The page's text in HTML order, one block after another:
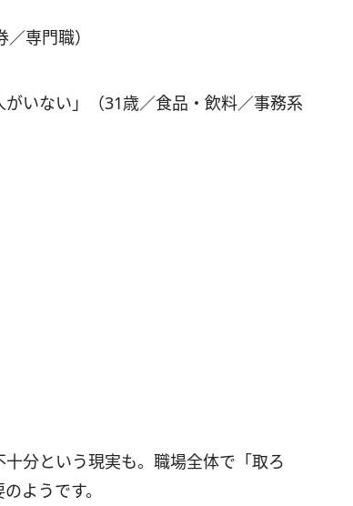
専門職）
いない」（31歳／食品・飲料／事務系
分という現実も。職場全体で「取ろ
ようです。